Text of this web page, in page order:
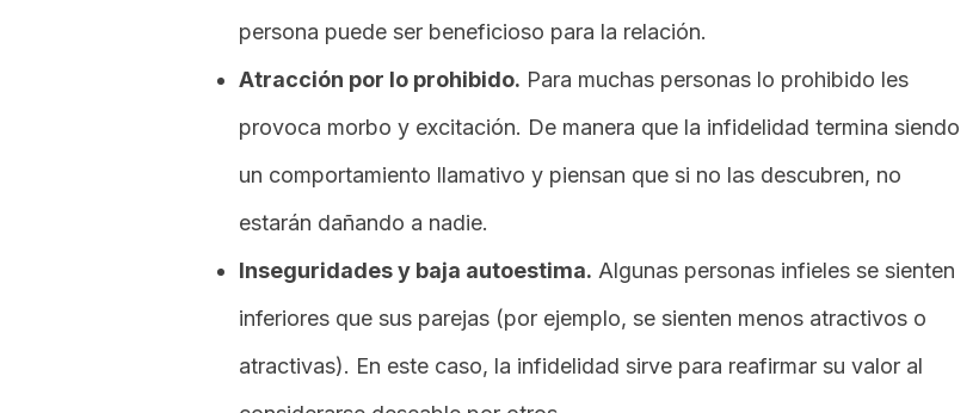
persona puede ser beneficioso para la relación.
Atracción por lo prohibido. Para muchas personas lo prohibido les
provoca morbo y excitación. De manera que la infidelidad termina siendo
un comportamiento llamativo y piensan que si no las descubren, no
estarán dañando a nadie.
Inseguridades y baja autoestima. Algunas personas infieles se sienten
inferiores que sus parejas (por ejemplo, se sienten menos atractivos o
atractivas). En este caso, la infidelidad sirve para reafirmar su valor al